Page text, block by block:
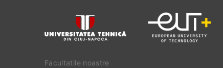
Facultatile noastre